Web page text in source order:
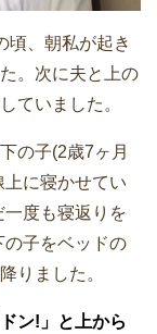
頃、朝私が起き
。次に夫と上の
ていました。
の子(2歳7ヶ月
に寝かせてい
一度も寝返りを
の子をベッドの
りました。
ドン!」と上から